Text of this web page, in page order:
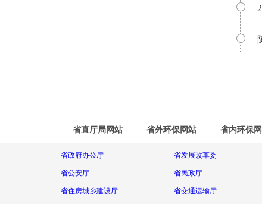
省直厅局网站 省外环保网站 省内环保
省政府办公厅 省发展改革委
省公安厅 省民政厅
省住房城乡建设厅 省交通运输厅